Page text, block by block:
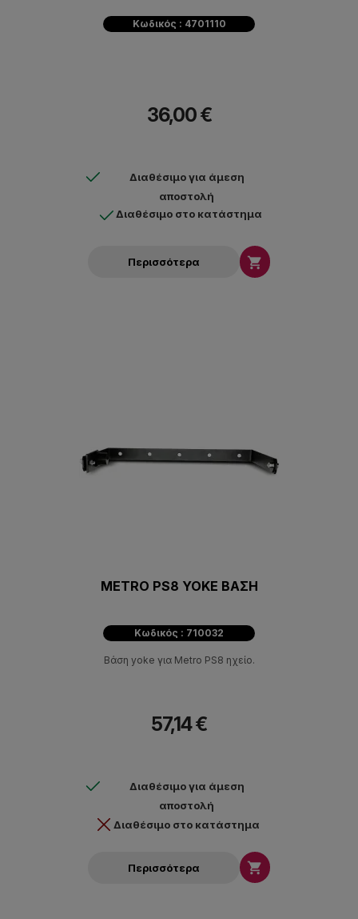
Κωδικός : 4701110
36,00 €
Διαθέσιμο για άμεση
αποστολή
Διαθέσιμο στο κατάστημα
Περισσότερα 
METRO PS8 YOKE ΒΑΣΗ
Κωδικός : 710032
Βάση yoke για Metro PS8 ηχείο.
57,14 €
Διαθέσιμο για άμεση
αποστολή
Διαθέσιμο στο κατάστημα
Περισσότερα 